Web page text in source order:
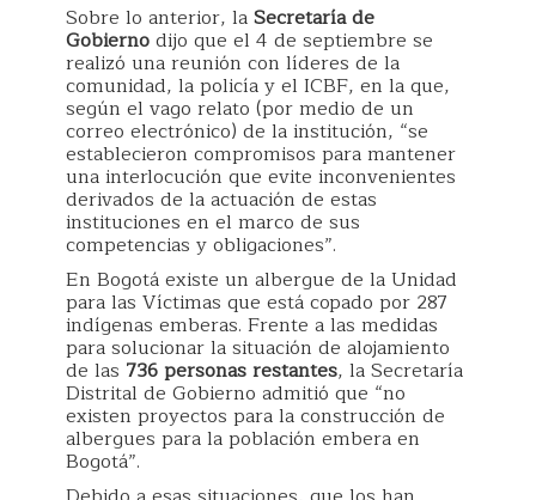
Sobre lo anterior, laSecretaría de
Gobiernodijo que el 4 de septiembre se
realizó una reunión con líderes de la
comunidad, la policía y el ICBF, en la que,
según el vago relato (por medio de un
correo electrónico) de la institución, “se
establecieron compromisos para mantener
una interlocución que evite inconvenientes
derivados de la actuación de estas
instituciones en el marco de sus
competencias y obligaciones”.
En Bogotá existe un albergue de la Unidad
para las Víctimas que está copado por 287
indígenas emberas. Frente a las medidas
para solucionar la situación de alojamiento
de las 736 personas restantes, la Secretaría
Distrital de Gobierno admitió que “no
existen proyectos para la construcción de
albergues para la población embera en
Bogotá”.